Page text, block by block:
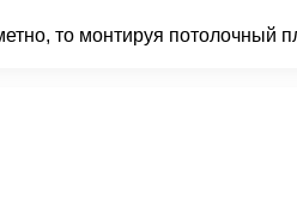
то монтируя потолочный